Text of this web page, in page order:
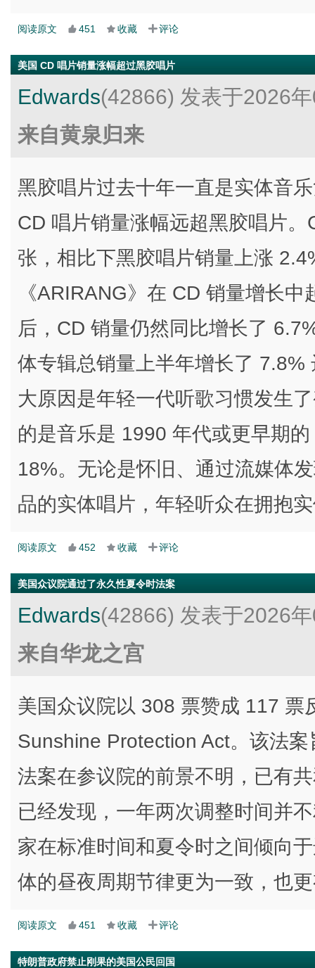
阅读原文 451 收藏 评论
美国 CD 唱片销量涨幅超过黑胶唱片
Edwards(42866) 发表于2026
来自黄泉归来
黑胶唱片过去十年一直是实体音
CD 唱片销量涨幅远超黑胶唱片
张，相比下黑胶唱片销量上涨
《ARIRANG》在 CD 销量增长
后，CD 销量仍然同比增长了
体专辑总销量上半年增长了
大原因是年轻一代听歌习惯发生
的是音乐是 1990 年代或更早期
18%。无论是怀旧、通过流媒体
品的实体唱片，年轻听众在拥抱
阅读原文 452 收藏 评论
美国众议院通过了永久性夏令时法案
Edwards(42866) 发表于2026
来自华龙之宫
美国众议院以 308 票赞成 117 票
Sunshine Protection Act。该法
法案在参议院的前景不明，已有
已经发现，一年两次调整时间并
家在标准时间和夏令时之间倾向
体的昼夜周期节律更为一致，也
阅读原文 451 收藏 评论
特朗普政府禁止刚果的美国公民回国